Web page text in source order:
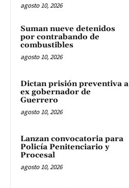
agosto 10, 2026
Suman nueve detenidos
por contrabando de
combustibles
agosto 10, 2026
Dictan prisión preventiva a
ex gobernador de
Guerrero
agosto 10, 2026
Lanzan convocatoria para
Policía Penitenciario y
Procesal
agosto 10, 2026